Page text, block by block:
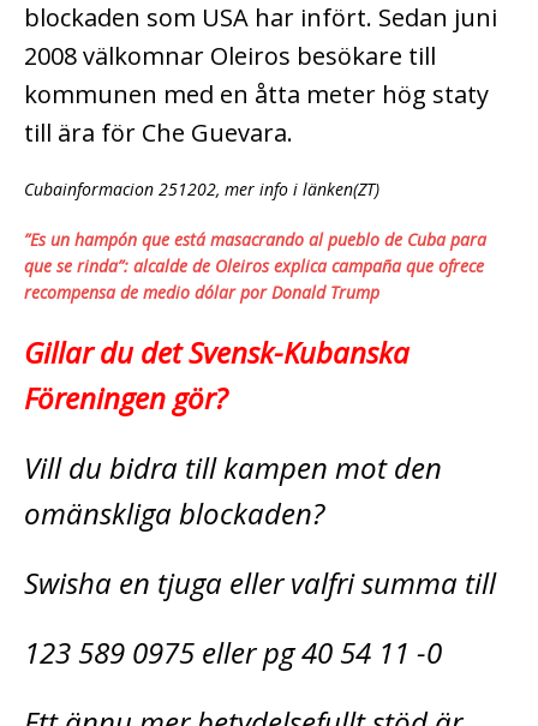
blockaden som USA har infört. Sedan juni
2008 välkomnar Oleiros besökare till
kommunen med en åtta meter hög staty
till ära för Che Guevara.
Cubainformacion 251202, mer info i länken(ZT)
”Es un hampón que está masacrando al pueblo de Cuba para
que se rinda”: alcalde de Oleiros explica campaña que ofrece
recompensa de medio dólar por Donald Trump
Gillar du det Svensk-Kubanska
Föreningen gör?
Vill du bidra till kampen mot den
omänskliga blockaden?
Swisha en tjuga eller valfri summa till
123 589 0975 eller pg 40 54 11 -0